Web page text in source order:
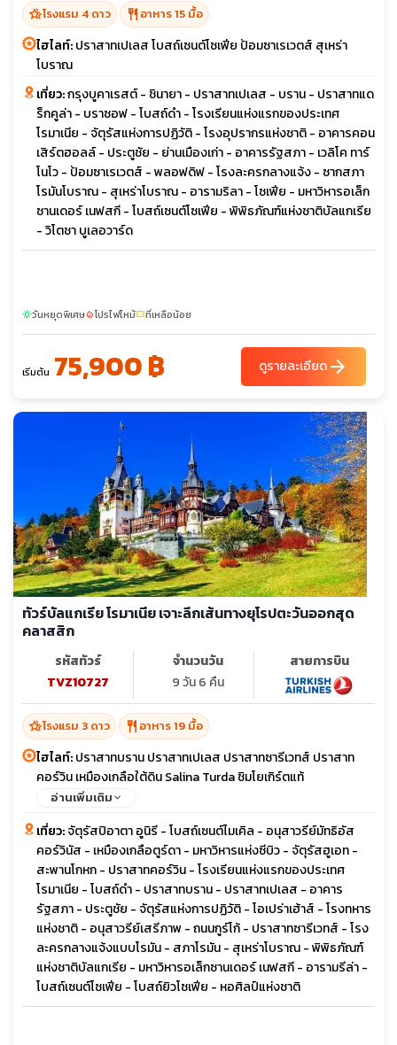
hotel_classโรงแรม 4 ดาว restaurant อาหาร 15 มื้อ
ไฮไลท์:ปราสาทเปเลส โบสถ์เซนต์โซเฟีย ป้อมซาเรเวตส์ สุเหร่า
โบราณ
เที่ยว:กรุงบูคาเรสต์ - ชินายา - ปราสาทเปเลส - บราน - ปราสาทแด
ร็กคูล่า - บราซอฟ - โบสถ์ดำ - โรงเรียนแห่งแรกของประเทศ
โรมาเนีย - จัตุรัสแห่งการปฏิวัติ - โรงอุปรากรแห่งชาติ - อาคารคอน
เสิร์ตฮอลล์ - ประตูชัย - ย่านเมืองเก่า - อาคารรัฐสภา - เวลิโค ทาร์
โนโว - ป้อมซาเรเวตส์ - พลอฟดิฟ - โรงละครกลางแจ้ง - ซากสภา
โรมันโบราณ - สุเหร่าโบราณ - อารามริลา - โซเฟีย - มหาวิหารอเล็ก
ซานเดอร์ เนฟสกี - โบสถ์เซนต์โซเฟีย - พิพิธภัณฑ์แห่งชาติบัลแกเรีย
- วิโตชา บูเลอวาร์ด
sunnyวันหยุดพิเศษlocal_fire_departmentโปรไฟไหม้confirmation_numberที่เหลือน้อย
เริ่มต้น 75,900 ฿ ดูรายละเอียดarrow_forward
ทัวร์บัลแกเรีย โรมาเนีย เจาะลึกเส้นทางยุโรปตะวันออกสุด
คลาสสิก
รหัสทัวร์
TVZ10727
จำนวนวัน
9 วัน 6 คืน
สายการบิน
hotel_classโรงแรม 3 ดาว restaurant อาหาร 19 มื้อ
ไฮไลท์:ปราสาทบราน ปราสาทเปเลส ปราสาทซารีเวทส์ ปราสาท
คอร์วิน เหมืองเกลือใต้ดิน Salina Turda ชิมโยเกิร์ตแท้
อ่านเพิ่มเติม
เที่ยว:จัตุรัสปิอาตา อูนิรี - โบสถ์เซนต์ไมเคิล - อนุสาวรีย์มัทธิอัส
คอร์วินัส - เหมืองเกลือตูร์ดา - มหาวิหารแห่งซีบิว - จัตุรัสฮูเอท -
สะพานโกหก - ปราสาทคอร์วิน - โรงเรียนแห่งแรกของประเทศ
โรมาเนีย - โบสถ์ดำ - ปราสาทบราน - ปราสาทเปเลส - อาคาร
รัฐสภา - ประตูชัย - จัตุรัสแห่งการปฏิวัติ - โอเปร่าเฮ้าส์ - โรงทหาร
แห่งชาติ - อนุสาวรีย์เสรีภาพ - ถนนกูร์โก้ - ปราสาทซารีเวทส์ - โรง
ละครกลางแจ้งแบบโรมัน - สภาโรมัน - สุเหร่าโบราณ - พิพิธภัณฑ์
แห่งชาติบัลแกเรีย - มหาวิหารอเล็กซานเดอร์ เนฟสกี - อารามรีล่า -
โบสถ์เซนต์โซเฟีย - โบสถ์ยิวโซเฟีย - หอศิลป์แห่งชาติ